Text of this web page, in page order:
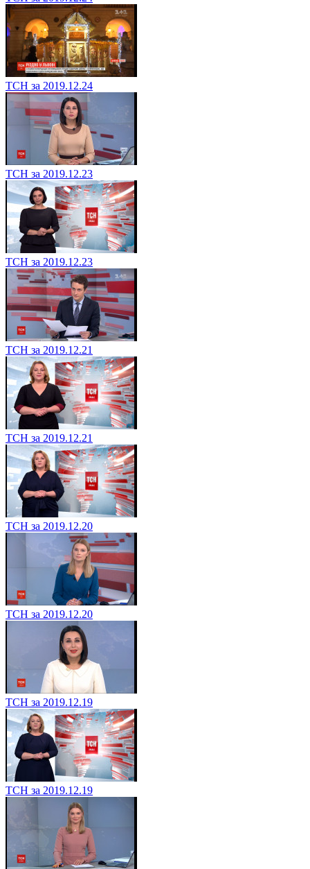
ТСН за 2019.12.24
ТСН за 2019.12.23
ТСН за 2019.12.23
ТСН за 2019.12.21
ТСН за 2019.12.21
ТСН за 2019.12.20
ТСН за 2019.12.20
ТСН за 2019.12.19
ТСН за 2019.12.19